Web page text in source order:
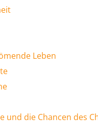
Leben
und die Chancen des